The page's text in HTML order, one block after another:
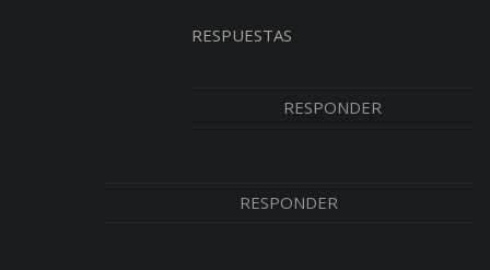
RESPUESTAS
RESPONDER
RESPONDER